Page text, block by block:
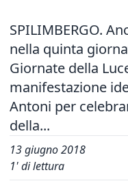
SPILIMBERGO.
nella quinta
Giornate della
manifestazione
Antoni per
della...
13 giugno 2018
1' di lettura